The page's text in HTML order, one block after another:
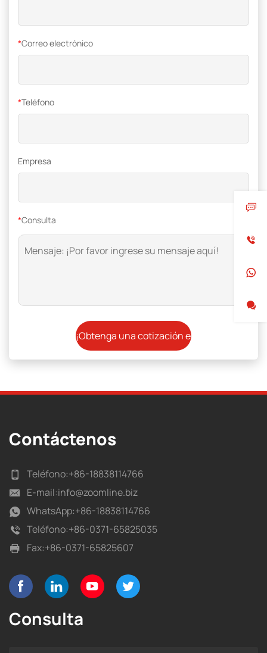
*Correo electrónico
*Teléfono
Empresa
*Consulta
Contáctenos
Teléfono:+86-18838114766
E-mail:info@zoomline.biz
WhatsApp:+86-18838114766
Teléfono:+86-0371-65825035
Fax:+86-0371-65825607
Consulta